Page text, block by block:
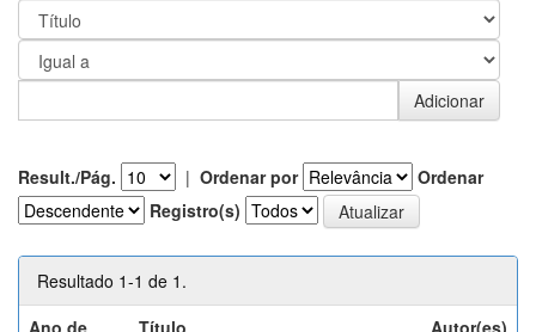
Result./Pág. | Ordenar por
Ordenar
Registro(s)
Resultado 1-1 de 1.
Ano de
Título Autor(es)